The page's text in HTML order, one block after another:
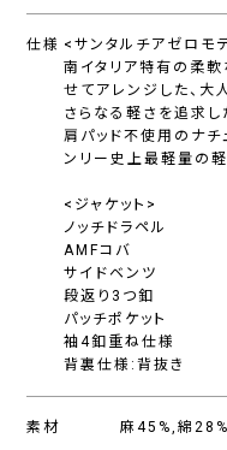
仕様 <サンタルチアゼロモ
南イタリア特有の柔
せてアレンジした、大
さらなる軽さを追求し
肩パッド不使用のナチ
ンリー史上最軽量の
<ジャケット>
ノッチドラペル
AMFコバ
サイドベンツ
段返り3つ釦
パッチポケット
袖4釦重ね仕様
背裏仕様:背抜き
素材 麻45%,綿